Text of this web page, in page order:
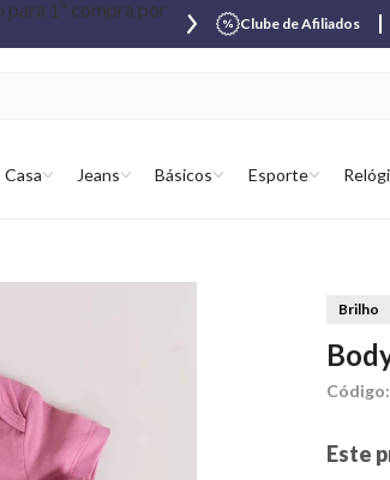
Clube de Afiliados
Casa Jeans Básicos Esporte
Brilho
Código:
Este